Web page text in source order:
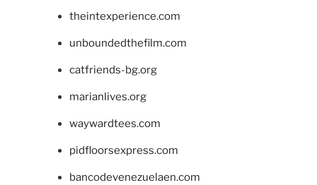
theintexperience.com
unboundedthefilm.com
catfriends-bg.org
marianlives.org
waywardtees.com
pidfloorsexpress.com
bancodevenezuelaen.com